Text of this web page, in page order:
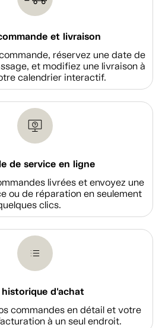
et livraison
réservez une date de
et modifiez une livraison à
calendrier interactif.
de service en ligne
livrées et envoyez une
ou de réparation en seulement
clics.
d'achat
commandes en détail et votre
à un seul endroit.